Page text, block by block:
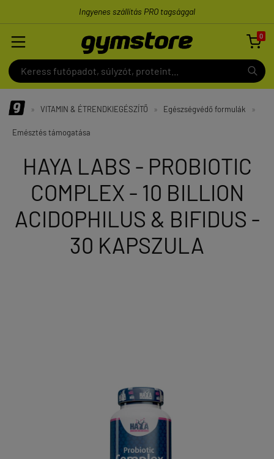
Ingyenes szállítás PRO tagsággal
0

» VITAMIN & ÉTRENDKIEGÉSZÍTŐ » Egészségvédő formulák »
Emésztés támogatása
HAYA LABS - PROBIOTIC
COMPLEX - 10 BILLION
ACIDOPHILUS & BIFIDUS -
30 KAPSZULA